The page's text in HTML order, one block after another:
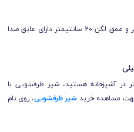
در آشپزخانه هستید، شیر ظرفشویی با
مشاهده خریدشیر ظرفشویی، روی نام